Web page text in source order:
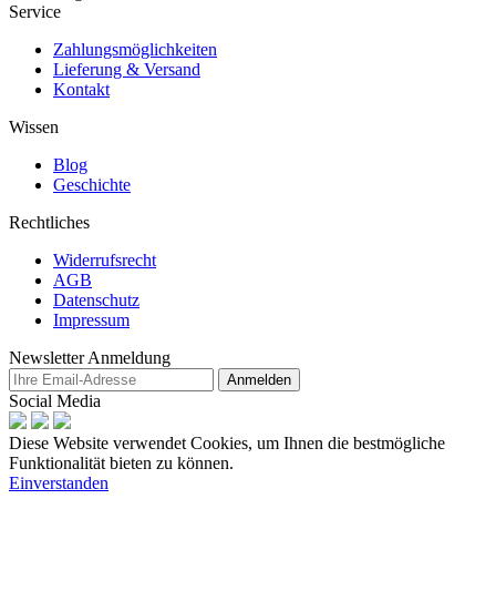
Service
Zahlungsmöglichkeiten
Lieferung & Versand
Kontakt
Wissen
Blog
Geschichte
Rechtliches
Widerrufsrecht
AGB
Datenschutz
Impressum
Newsletter Anmeldung
Anmelden
Social Media
Diese Website verwendet Cookies, um Ihnen die bestmögliche
Funktionalität bieten zu können.
Einverstanden